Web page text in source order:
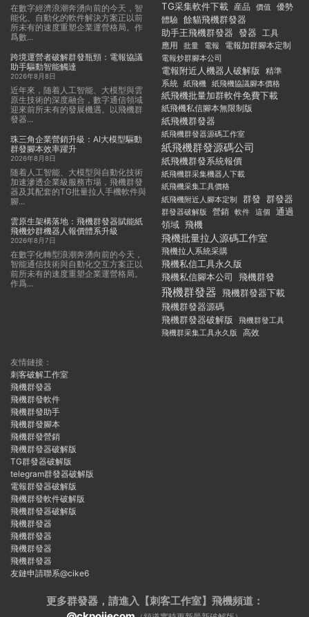
在數字經濟浪潮奔湧向前的今天，智
能化、自動化的軟件解決方案正以前
所未有的速度重塑企業運營格局。作
爲數...
跨境運營者破解群發瓶頸：電報協議
助手驅動智能觸達
2026年8月8日
近年來，随着人工智能、大模型與雲
原生技術的深度融合，數字通信領域
迎來前所未有的發展機遇。以飛機群
發器...
珠三角企業營銷升級：AI大模型驅動
群發腳本效率躍升
2026年8月8日
随着人工智能、大模型與自動化技術
加速滲透企業級服務市場，飛機群發
器及其配套的TG批量拉人手機軟件與
腳...
雲原生架構落地：飛機群發器賦能紙
飛機炒群機器人報價體系升級
2026年8月7日
在數字化轉型浪潮奔湧向前的今天，
智能通信技術與自動化交互方案正以
前所未有的速度重塑企業運營格局。
作爲...
TG采集軟件下載 産品 價值 優勢
體驗 餘貓飛機群發器
助手王飛機群發器 發器 工具
應用
批量 電報 電報加群腳本定制
電報炒群腳本公司
電報附近人機器人破解版 精準
系統 紙飛機 紙飛機協議腳本價格
紙飛機批量加群軟件免費下載
紙飛機私信腳本無限制版
紙飛機群發器
紙飛機群發器源碼工作室
紙飛機群發源碼公司
紙飛機群發系統報價
紙飛機群采集機器人下載
紙飛機采集工具價格
紙飛機附近人腳本定制
群發 群發器
群發器破解版 營銷 軟件 這個
通過
領域 飛機
飛機批量拉人源碼工作室
飛機拉人系統采購
飛機私信工具永久版
飛機私信腳本公司
飛機群發
飛機群發器 飛機群發器下載
飛機群發器源碼
飛機群發器破解版
飛機群發工具
飛機群采集工具永久版
高效
友情鏈接：
刺客破解工作室
飛機群發器
飛機群發軟件
飛機群發助手
飛機群發腳本
飛機群發營銷
飛機群發器破解版
TG群發器破解版
telegram群發器破解版
電報群發器破解版
飛機群發軟件破解版
飛機群發器破解版
飛機群發器
飛機群發器
飛機群發器
飛機群發器
友鏈申請聯系@cike6
更多群發器，請進入【刺客工作室】 飛機頻道：